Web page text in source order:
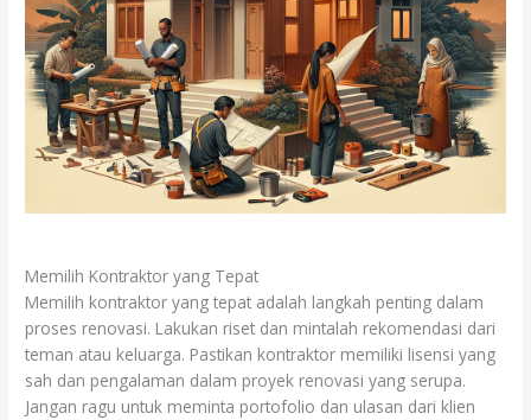
Memilih Kontraktor yang Tepat
Memilih kontraktor yang tepat adalah langkah penting dalam
proses renovasi. Lakukan riset dan mintalah rekomendasi dari
teman atau keluarga. Pastikan kontraktor memiliki lisensi yang
sah dan pengalaman dalam proyek renovasi yang serupa.
Jangan ragu untuk meminta portofolio dan ulasan dari klien